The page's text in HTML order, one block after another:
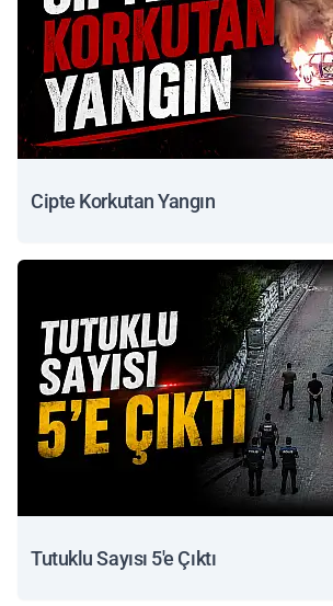
Cipte Korkutan Yangın
Tutuklu Sayısı 5'e Çıktı